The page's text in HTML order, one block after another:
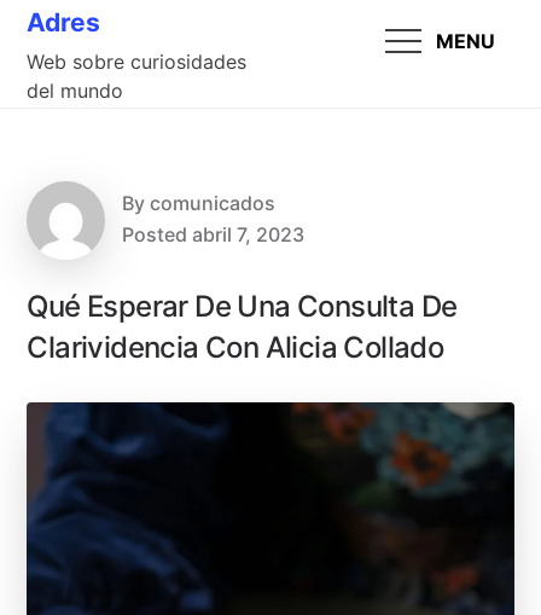
Skip
content
MENU
Adres
Web sobre curiosidades
del mundo
Bycomunicados
Postedabril 7, 2023
Qué Esperar De Una Consulta De
Clarividencia Con Alicia Collado